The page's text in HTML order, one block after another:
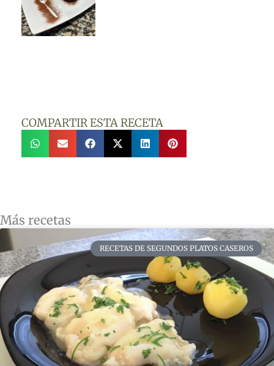
COMPARTIR ESTA RECETA
Más recetas
RECETAS DE SEGUNDOS PLATOS CASEROS